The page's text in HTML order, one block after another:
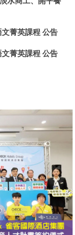
菁英課程 公告
菁英課程 公告